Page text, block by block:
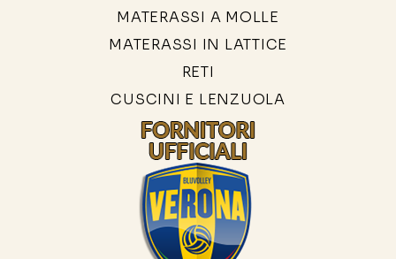
MATERASSI A MOLLE
MATERASSI IN LATTICE
RETI
CUSCINI E LENZUOLA